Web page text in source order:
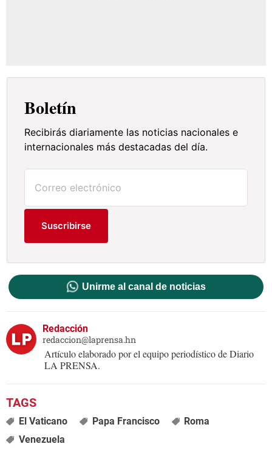
Boletín
Recibirás diariamente las noticias nacionales e
internacionales más destacadas del día.
Suscribirse
Unirme al canal de noticias
Redacción
redaccion@laprensa.hn
Artículo elaborado por el equipo periodístico de Diario
LA PRENSA.
El Vaticano Papa Francisco
Roma
Venezuela